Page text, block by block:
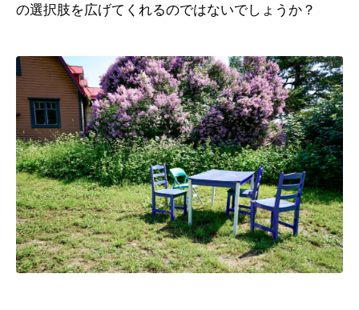
の選択肢を広げてくれるのではないでしょうか？